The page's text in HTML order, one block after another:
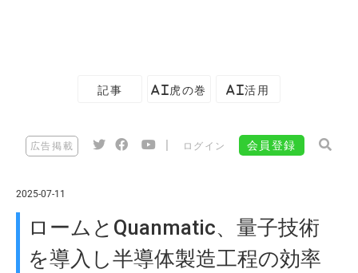
記事 AI虎の巻 AI活用
広告掲載 ログイン 会員登録
2025-07-11
ロームとQuanmatic、量子技術
を導入し半導体製造工程の効率